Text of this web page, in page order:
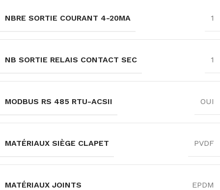
NBRE SORTIE COURANT 4-20MA 1
NB SORTIE RELAIS CONTACT SEC 1
MODBUS RS 485 RTU-ACSII OUI
MATÉRIAUX SIÈGE CLAPET PVDF
MATÉRIAUX JOINTS EPDM